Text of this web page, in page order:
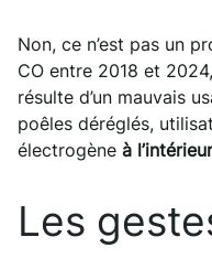
Non, ce n’est pas un
CO entre 2018 et
résulte d’un mauvais
poêles déréglés,
électrogène à
Les